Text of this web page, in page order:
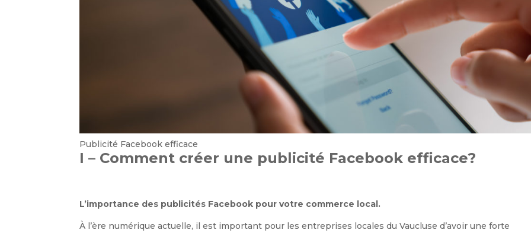
Publicité Facebook efficace
I – Comment créer une publicité Facebook efficace?
L’importance des publicités Facebook pour votre commerce local.
À l’ère numérique actuelle, il est important pour les entreprises locales du Vaucluse d’avoir une forte